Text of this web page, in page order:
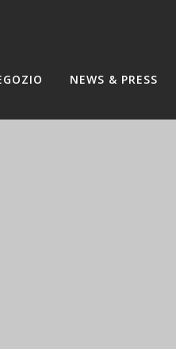
NEWS & PRESS